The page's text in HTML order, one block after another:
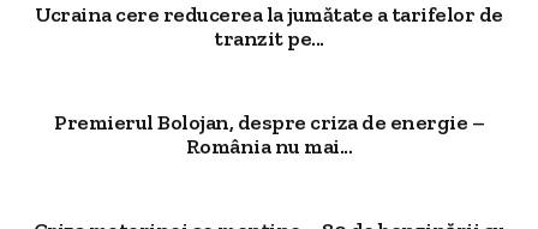
Ucraina cere reducerea la jumătate a tarifelor de
tranzit pe...
Premierul Bolojan, despre criza de energie –
România nu mai...